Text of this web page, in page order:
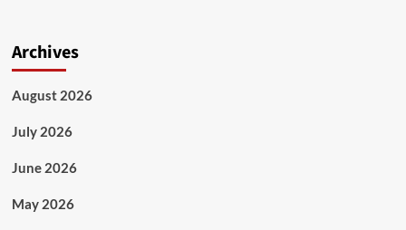
Archives
August 2026
July 2026
June 2026
May 2026